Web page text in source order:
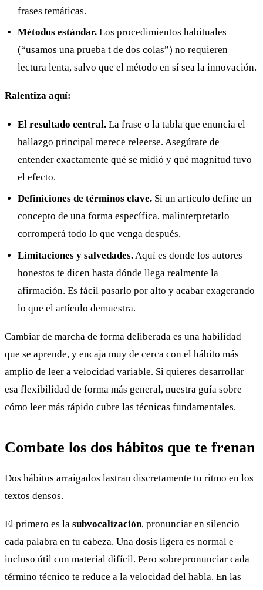
frases temáticas.
Métodos estándar. Los procedimientos habituales
(“usamos una prueba t de dos colas”) no requieren
lectura lenta, salvo que el método en sí sea la innovación.
Ralentiza aquí:
El resultado central. La frase o la tabla que enuncia el
hallazgo principal merece releerse. Asegúrate de
entender exactamente qué se midió y qué magnitud tuvo
el efecto.
Definiciones de términos clave. Si un artículo define un
concepto de una forma específica, malinterpretarlo
corromperá todo lo que venga después.
Limitaciones y salvedades. Aquí es donde los autores
honestos te dicen hasta dónde llega realmente la
afirmación. Es fácil pasarlo por alto y acabar exagerando
lo que el artículo demuestra.
Cambiar de marcha de forma deliberada es una habilidad
que se aprende, y encaja muy de cerca con el hábito más
amplio de leer a velocidad variable. Si quieres desarrollar
esa flexibilidad de forma más general, nuestra guía sobre
cómo leer más rápido cubre las técnicas fundamentales.
Combate los dos hábitos que te frenan
Dos hábitos arraigados lastran discretamente tu ritmo en los
textos densos.
El primero es la subvocalización, pronunciar en silencio
cada palabra en tu cabeza. Una dosis ligera es normal e
incluso útil con material difícil. Pero sobrepronunciar cada
término técnico te reduce a la velocidad del habla. En las